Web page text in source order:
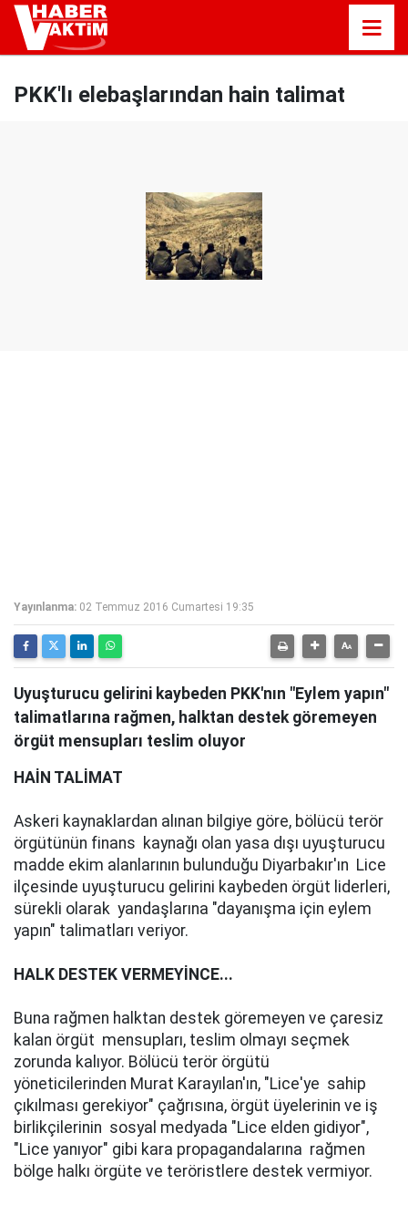
PKK'lı elebaşlarından hain talimat
Yayınlanma: 02 Temmuz 2016 Cumartesi 19:35
Uyuşturucu gelirini kaybeden PKK'nın "Eylem yapın"
talimatlarına rağmen, halktan destek göremeyen
örgüt mensupları teslim oluyor
HAİN TALİMAT
Askeri kaynaklardan alınan bilgiye göre, bölücü terör
örgütünün finans kaynağı olan yasa dışı uyuşturucu
madde ekim alanlarının bulunduğu Diyarbakır'ın Lice
ilçesinde uyuşturucu gelirini kaybeden örgüt liderleri,
sürekli olarak yandaşlarına "dayanışma için eylem
yapın" talimatları veriyor.
HALK DESTEK VERMEYİNCE...
Buna rağmen halktan destek göremeyen ve çaresiz
kalan örgüt mensupları, teslim olmayı seçmek
zorunda kalıyor. Bölücü terör örgütü
yöneticilerinden Murat Karayılan'ın, "Lice'ye sahip
çıkılması gerekiyor" çağrısına, örgüt üyelerinin ve iş
birlikçilerinin sosyal medyada "Lice elden gidiyor",
"Lice yanıyor" gibi kara propagandalarına rağmen
bölge halkı örgüte ve teröristlere destek vermiyor.